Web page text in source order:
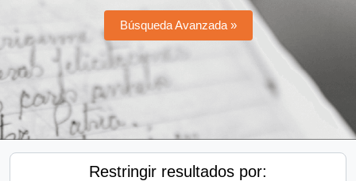
Búsqueda Avanzada »
Restringir resultados por: